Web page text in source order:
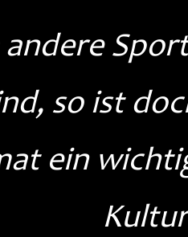
andere
so ist
ein